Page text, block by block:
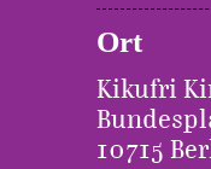
Ort
Kikufri
10715